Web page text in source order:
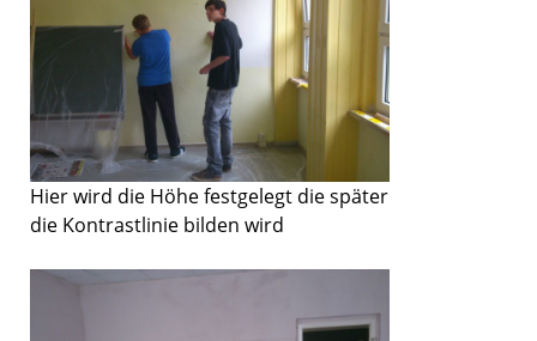
Hier wird die Höhe festgelegt die später
die Kontrastlinie bilden wird